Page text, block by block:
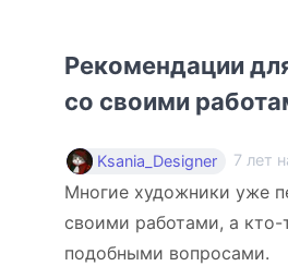
Рекомендации
со своими
Ksania_Designer 7 лет
Многие художники уже
своими работами, а кто-
подобными вопросами.